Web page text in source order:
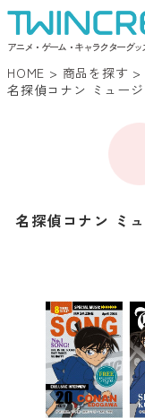
アニメ・ゲーム・キャラクターグ
HOME > 商品を探す
名探偵コナン ミュー
名探偵コナン ミ